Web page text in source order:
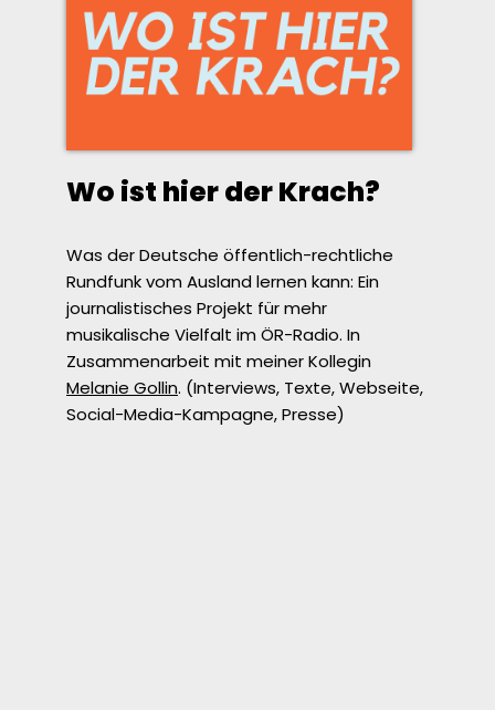
Wo ist hier der Krach?
Was der Deutsche öffentlich-rechtliche
Rundfunk vom Ausland lernen kann: Ein
journalistisches Projekt für mehr
musikalische Vielfalt im ÖR-Radio. In
Zusammenarbeit mit meiner Kollegin
Melanie Gollin. (Interviews, Texte, Webseite,
Social-Media-Kampagne, Presse)